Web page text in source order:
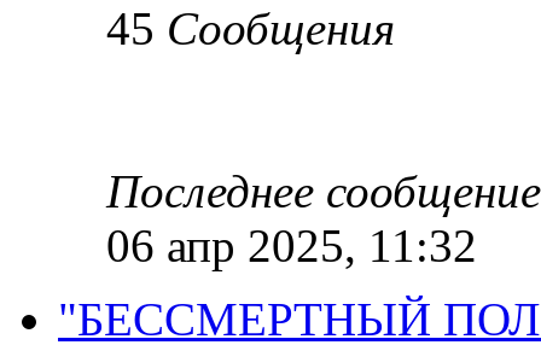
45 Сообщения
Последнее сообщение
06 апр 2025, 11:32
"БЕССМЕРТНЫЙ ПОЛК